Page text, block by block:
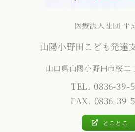
医療法人社団 平
山陽小野田こども発達
山口県山陽小野田市桜二
TEL. 0836-39-
FAX. 0836-39-
とことこ